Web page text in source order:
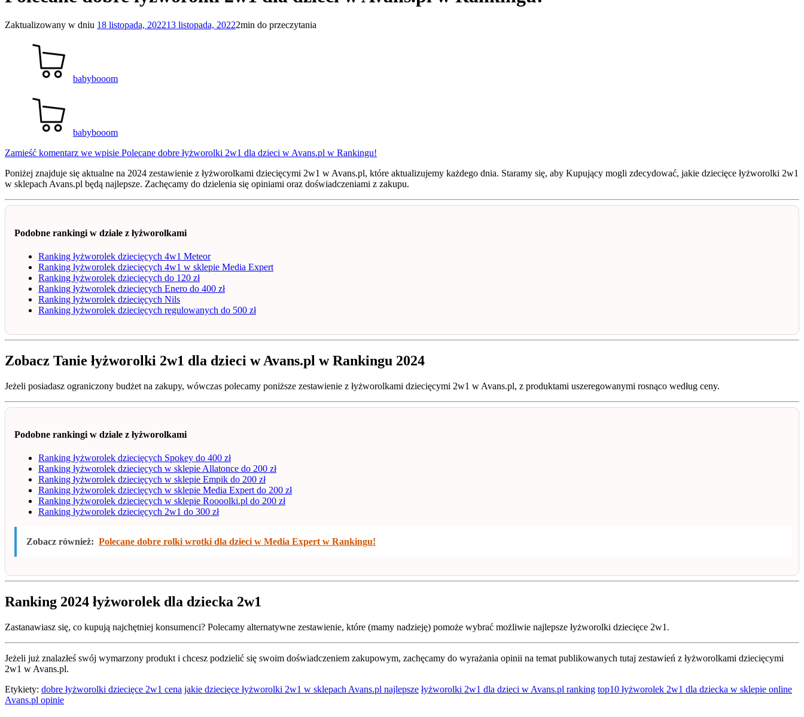
Zaktualizowany w dniu 18 listopada, 202213 listopada, 20222min do przeczytania
babybooom
babybooom
Zamieść komentarz we wpisie Polecane dobre łyżworolki 2w1 dla dzieci w Avans.pl w Rankingu!
Poniżej znajduje się aktualne na 2024 zestawienie z łyżworolkami dziecięcymi 2w1 w Avans.pl, które aktualizujemy każdego dnia. Staramy się, aby Kupujący mogli zdecydować, jakie dziecięce łyżworolki 2w1
w sklepach Avans.pl będą najlepsze. Zachęcamy do dzielenia się opiniami oraz doświadczeniami z zakupu.
Podobne rankingi w dziale z łyżworolkami
Ranking łyżworolek dziecięcych 4w1 Meteor
Ranking łyżworolek dziecięcych 4w1 w sklepie Media Expert
Ranking łyżworolek dziecięcych do 120 zł
Ranking łyżworolek dziecięcych Enero do 400 zł
Ranking łyżworolek dziecięcych Nils
Ranking łyżworolek dziecięcych regulowanych do 500 zł
Zobacz Tanie łyżworolki 2w1 dla dzieci w Avans.pl w Rankingu 2024
Jeżeli posiadasz ograniczony budżet na zakupy, wówczas polecamy poniższe zestawienie z łyżworolkami dziecięcymi 2w1 w Avans.pl, z produktami uszeregowanymi rosnąco według ceny.
Podobne rankingi w dziale z łyżworolkami
Ranking łyżworolek dziecięcych Spokey do 400 zł
Ranking łyżworolek dziecięcych w sklepie Allatonce do 200 zł
Ranking łyżworolek dziecięcych w sklepie Empik do 200 zł
Ranking łyżworolek dziecięcych w sklepie Media Expert do 200 zł
Ranking łyżworolek dziecięcych w sklepie Roooolki.pl do 200 zł
Ranking łyżworolek dziecięcych 2w1 do 300 zł
Zobacz również: Polecane dobre rolki wrotki dla dzieci w Media Expert w Rankingu!
Ranking 2024 łyżworolek dla dziecka 2w1
Zastanawiasz się, co kupują najchętniej konsumenci? Polecamy alternatywne zestawienie, które (mamy nadzieję) pomoże wybrać możliwie najlepsze łyżworolki dziecięce 2w1.
Jeżeli już znalazłeś swój wymarzony produkt i chcesz podzielić się swoim doświadczeniem zakupowym, zachęcamy do wyrażania opinii na temat publikowanych tutaj zestawień z łyżworolkami dziecięcymi
2w1 w Avans.pl.
Etykiety: dobre łyżworolki dziecięce 2w1 cena jakie dziecięce łyżworolki 2w1 w sklepach Avans.pl najlepsze łyżworolki 2w1 dla dzieci w Avans.pl ranking top10 łyżworolek 2w1 dla dziecka w sklepie online
Avans.pl opinie